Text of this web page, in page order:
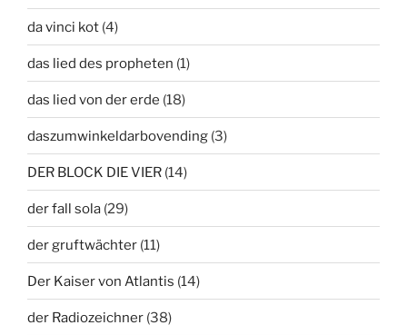
da vinci kot (4)
das lied des propheten (1)
das lied von der erde (18)
daszumwinkeldarbovending (3)
DER BLOCK DIE VIER (14)
der fall sola (29)
der gruftwächter (11)
Der Kaiser von Atlantis (14)
der Radiozeichner (38)